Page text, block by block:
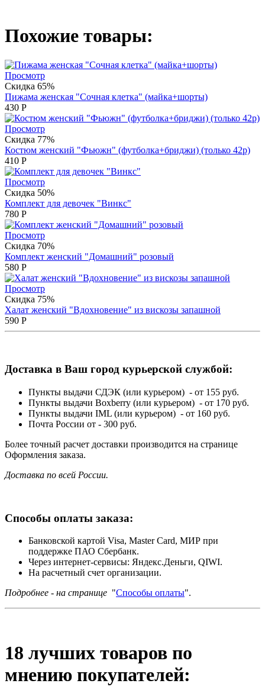
Похожие товары:
Просмотр
Скидка 65%
Пижама женская "Сочная клетка" (майка+шорты)
430 Р
Просмотр
Скидка 77%
Костюм женский "Фьюжн" (футболка+бриджи) (только 42р)
410 Р
Просмотр
Скидка 50%
Комплект для девочек "Винкс"
780 Р
Просмотр
Скидка 70%
Комплект женский "Домашний" розовый
580 Р
Просмотр
Скидка 75%
Халат женский "Вдохновение" из вискозы запашной
590 Р
Доставка в Ваш город курьерской службой:
Пункты выдачи СДЭК (или курьером) - от 155 руб.
Пункты выдачи Boxberry (или курьером) - от 170 руб.
Пункты выдачи IML (или курьером) - от 160 руб.
Почта России от - 300 руб.
Более точный расчет доставки производится на странице
Оформления заказа.
Доставка по всей России.
Способы оплаты заказа:
Банковской картой Visa, Master Card, МИР при
поддержке ПАО Сбербанк.
Через интернет-сервисы: Яндекс.Деньги, QIWI.
На расчетный счет организации.
Подробнее - на странице "Способы оплаты".
18 лучших товаров по
мнению покупателей: